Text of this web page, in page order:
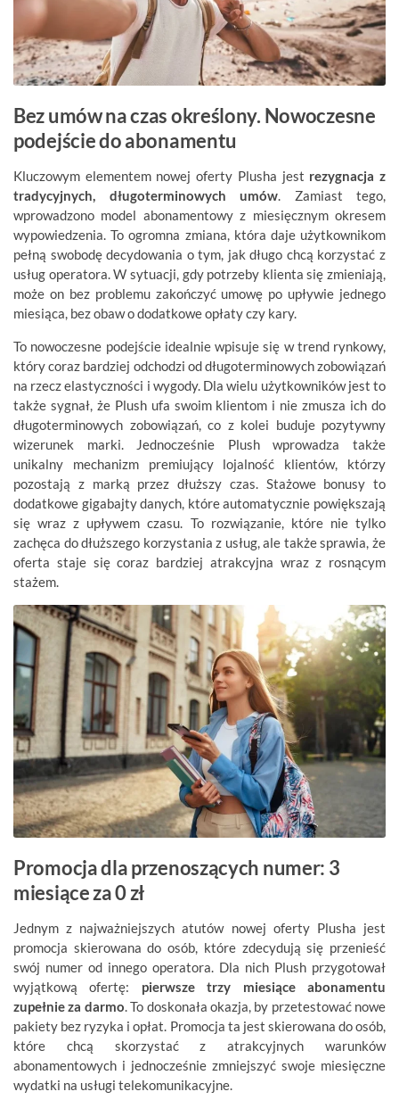
Bez umów na czas określony. Nowoczesne
podejście do abonamentu
Kluczowym elementem nowej oferty Plusha jest rezygnacja z
tradycyjnych, długoterminowych umów. Zamiast tego,
wprowadzono model abonamentowy z miesięcznym okresem
wypowiedzenia. To ogromna zmiana, która daje użytkownikom
pełną swobodę decydowania o tym, jak długo chcą korzystać z
usług operatora. W sytuacji, gdy potrzeby klienta się zmieniają,
może on bez problemu zakończyć umowę po upływie jednego
miesiąca, bez obaw o dodatkowe opłaty czy kary.
To nowoczesne podejście idealnie wpisuje się w trend rynkowy,
który coraz bardziej odchodzi od długoterminowych zobowiązań
na rzecz elastyczności i wygody. Dla wielu użytkowników jest to
także sygnał, że Plush ufa swoim klientom i nie zmusza ich do
długoterminowych zobowiązań, co z kolei buduje pozytywny
wizerunek marki. Jednocześnie Plush wprowadza także
unikalny mechanizm premiujący lojalność klientów, którzy
pozostają z marką przez dłuższy czas. Stażowe bonusy to
dodatkowe gigabajty danych, które automatycznie powiększają
się wraz z upływem czasu. To rozwiązanie, które nie tylko
zachęca do dłuższego korzystania z usług, ale także sprawia, że
oferta staje się coraz bardziej atrakcyjna wraz z rosnącym
stażem.
Promocja dla przenoszących numer: 3
miesiące za 0 zł
Jednym z najważniejszych atutów nowej oferty Plusha jest
promocja skierowana do osób, które zdecydują się przenieść
swój numer od innego operatora. Dla nich Plush przygotował
wyjątkową ofertę: pierwsze trzy miesiące abonamentu
zupełnie za darmo. To doskonała okazja, by przetestować nowe
pakiety bez ryzyka i opłat. Promocja ta jest skierowana do osób,
które chcą skorzystać z atrakcyjnych warunków
abonamentowych i jednocześnie zmniejszyć swoje miesięczne
wydatki na usługi telekomunikacyjne.